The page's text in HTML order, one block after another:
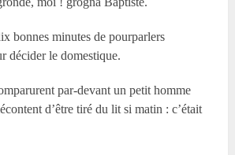
bonnes minutes de pourparlers
décider le domestique.
par-devant un petit homme
d’être tiré du lit si matin : c’était